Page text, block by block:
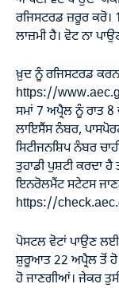
ਰਜਿਸਟਰਡ ਜ਼ਰੂਰ ਕਰੋ।
ਲਾਜ਼ਮੀ ਹੈ। ਵੋਟ ਨਾ
ਖ਼ੁਦ ਨੂੰ ਰਜਿਸਟਰਡ
https://
ਸਮਾਂ 7 ਅਪ੍ਰੈਲ ਨੂੰ ਰਾਤ
ਲਾਇਸੈਂਸ ਨੰਬਰ,
ਸਿਟੀਜਨਸ਼ਿਪ ਨੰਬਰ
ਤੁਹਾਡੀ ਪੁਸ਼ਟੀ ਕਰਦਾ ਹੈ
ਇਨਰੋਲਮੈਂਟ ਸਟੇਟਸ
https://
ਪੋਸਟਲ ਵੋਟਾਂ ਪਾਉਣ
ਸ਼ੁਰੂਆਤ 22 ਅਪ੍ਰੈਲ ਤੋਂ ਹੋ
ਹੋ ਜਾਣਗੀਆਂ। ਜੇਕਰ